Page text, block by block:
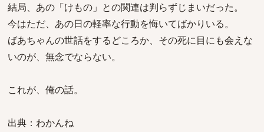
結局、あの「けもの」との関連は判らずじまいだった。
今はただ、あの日の軽率な行動を悔いてばかりいる。
ばあちゃんの世話をするどころか、その死に目にも会えな
いのが、無念でならない。
これが、俺の話。
出典：わかんね